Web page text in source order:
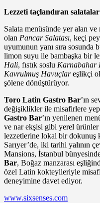
Lezzeti taçlandıran
Salata menüsünde yer alan
olan Pancar Salatası, keçi
uyumunun yanı sıra sosunda
limon suyu ile bambaşka bir
Hali, fıstık soslu Karnabahar
Kavrulmuş Havuçlareşlikçi
şölene dönüştürüyor.
Toro Latin Gastro Bar’ın
değişiklikler ile misafirlere
Gastro Bar’ın yenilenen
ve nar ekşisi gibi yerel
lezzetlerine lokal bir dokunuş
Sarıyer’de, iki tarihi yalının
Mansions, İstanbul
Bar, Boğaz manzarası
özel Latin kokteylleriyle
deneyimine davet ediyor.
www.sixsenses.com